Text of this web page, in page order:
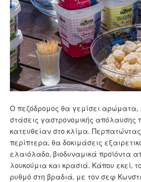
Ο πεζόδρομος θα γεμίσει αρώματα,
στάσεις γαστρονομικής απόλαυσης
κατευθείαν στο κλίμα.
περίπτερα, θα δοκιμάσεις
ελαιόλαδο, βιοδυναμικά προϊόντα
λουκούμια και κρασιά. Κάπου εκεί,
ρυθμό στη βραδιά, με τον σεφ